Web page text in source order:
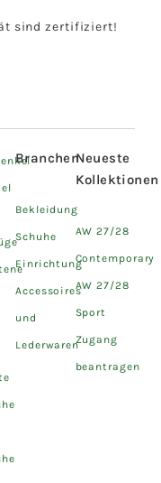
sind zertifiziert!
Branchen
Bekleidung
Schuhe
Einrichtung
Accessoires
und
Lederwaren
Neueste
Kollektionen
AW 27/28
Contemporary
AW 27/28
Sport
Zugang
beantragen